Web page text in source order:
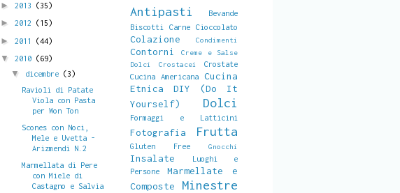
► 2013 (35)
► 2012 (15)
► 2011 (44)
▼ 2010 (69)
▼ dicembre (3)
Ravioli di Patate
Viola con Pasta
per Won Ton
Scones con Noci,
Mele e Uvetta -
Arizmendi N.2
Marmellata di Pere
con Miele di
Castagno e Salvia
Antipasti
Bevande
Biscotti
Carne Cioccolato
Colazione Condimenti
Contorni
Creme e Salse
Dolci
Crostacei
Crostate
Cucina Americana
Cucina
Etnica
DIY (Do It
Yourself)
Dolci
Formaggi e Latticini
Fotografia Frutta
Gluten Free Gnocchi
Insalate
Luoghi e
Persone
Marmellate e
Composte
Minestre